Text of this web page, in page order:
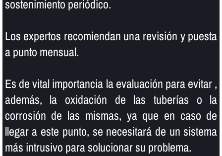
sostenimiento periódico.
Los expertos recomiendan una revisión y puesta
a punto mensual.
Es de vital importancia la evaluación para evitar ,
además, la oxidación de las tuberí­as o la
corrosión de las mismas, ya que en caso de
llegar a este punto, se necesitará de un sistema
más intrusivo para solucionar su problema.